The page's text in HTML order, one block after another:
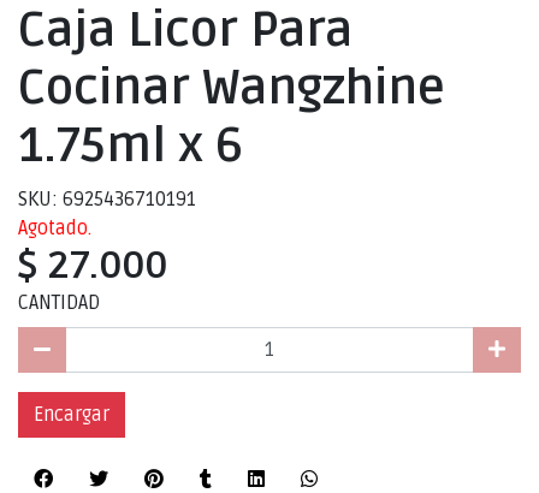
Caja Licor Para
Cocinar Wangzhine
1.75ml x 6
SKU: 6925436710191
Agotado.
$ 27.000
CANTIDAD
Encargar